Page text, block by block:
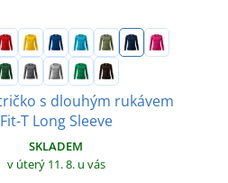
s dlouhým rukávem
Fit-T Long Sleeve
SKLADEM
v úterý 11. 8. u vás